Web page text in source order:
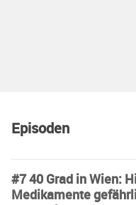
Episoden
#7 40 Grad in Wien:
Medikamente